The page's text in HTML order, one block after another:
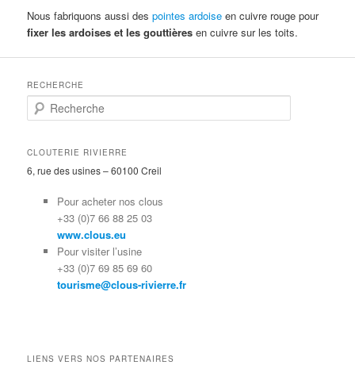
Nous fabriquons aussi despointes ardoise en cuivre rouge pour
fixer les ardoises et les gouttières en cuivre sur les toits.
RECHERCHE
e
h
r
CLOUTERIE RIVIERRE
6, rue des usines – 60100 Creil
Pour acheter nos clous
+33 (0)7 66 88 25 03
www.clous.eu
Pour visiter l’usine
+33 (0)7 69 85 69 60
tourisme@clous-rivierre.fr
LIENS VERS NOS PARTENAIRES